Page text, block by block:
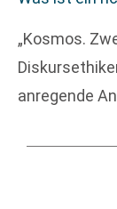
„Kosmos.
anregende